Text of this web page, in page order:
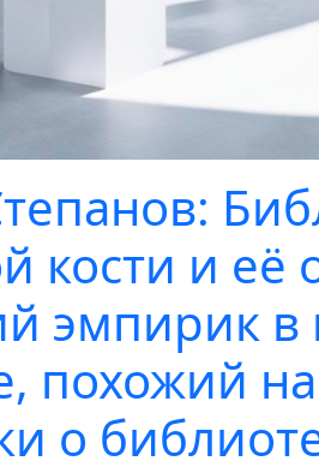
кости и её
эмпирик в
похожий
о